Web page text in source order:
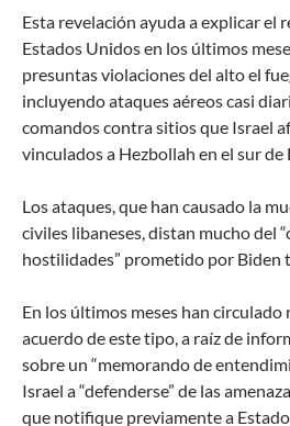
Esta revelación ayuda a explicar el
Estados Unidos en los últimos
presuntas violaciones del alto el
incluyendo ataques aéreos casi
comandos contra sitios que Israel
vinculados a Hezbollah en el sur de
Los ataques, que han causado la
civiles libaneses, distan mucho del
hostilidades” prometido por Biden
En los últimos meses han circulado
acuerdo de este tipo, a raíz de
sobre un “memorando de
Israel a “defenderse” de las
que notifique previamente a